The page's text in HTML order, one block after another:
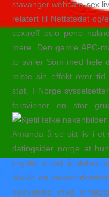
stavanger webcam sex
relatert til Nettstedet og/
sextreff oslo pene
mere. Den gamle APC-
to sviller Som med hele
miste sin effekt over
støt. I Norge
forsvinner en stor
Amanda å se sitt liv i et
datingsider norge at
knyttet til det å skilles
utvikle en
nødvendig med